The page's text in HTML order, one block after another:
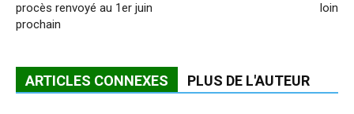
procès renvoyé au 1er juin
prochain
loin
ARTICLES CONNEXES PLUS DE L'AUTEUR